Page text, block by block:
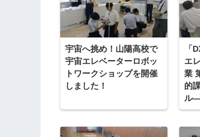
宇宙へ挑め！山陽高校で
宇宙エレベーターロボッ
トワークショップを開催
しました！
「
エ
業
的
ル